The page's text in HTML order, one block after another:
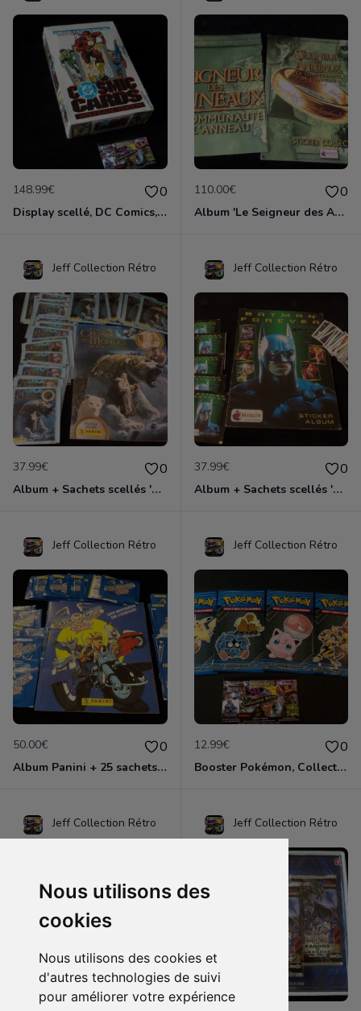
Nous utilisons des
cookies
Nous utilisons des cookies et
d'autres technologies de suivi
pour améliorer votre expérience
148.99€ 0
Display scellé, DC Comics, série Cosmic Cards 1991
110.00€ 0
Album 'Le Seigneur des Anneaux: La Communauté de l'Anneau' Merlin Collec. 2001
Jeff Collection Rétro
37.99€ 0
Album + Sachets scellés 'A la Croisée des Mondes', édition 2007
Jeff Collection Rétro
37.99€ 0
Album + Sachets scellés 'Batman Forever' édition 1995
Jeff Collection Rétro
50.00€ 0
Album Panini + 25 sachets, 'Biker Mice', édition 1994
Jeff Collection Rétro
12.99€ 0
Booster Pokémon, Collection McDonald's 2019, neuf et scellés x4
Jeff Collection Rétro Jeff Collection Rétro